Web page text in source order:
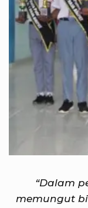
“Dalam
memungut